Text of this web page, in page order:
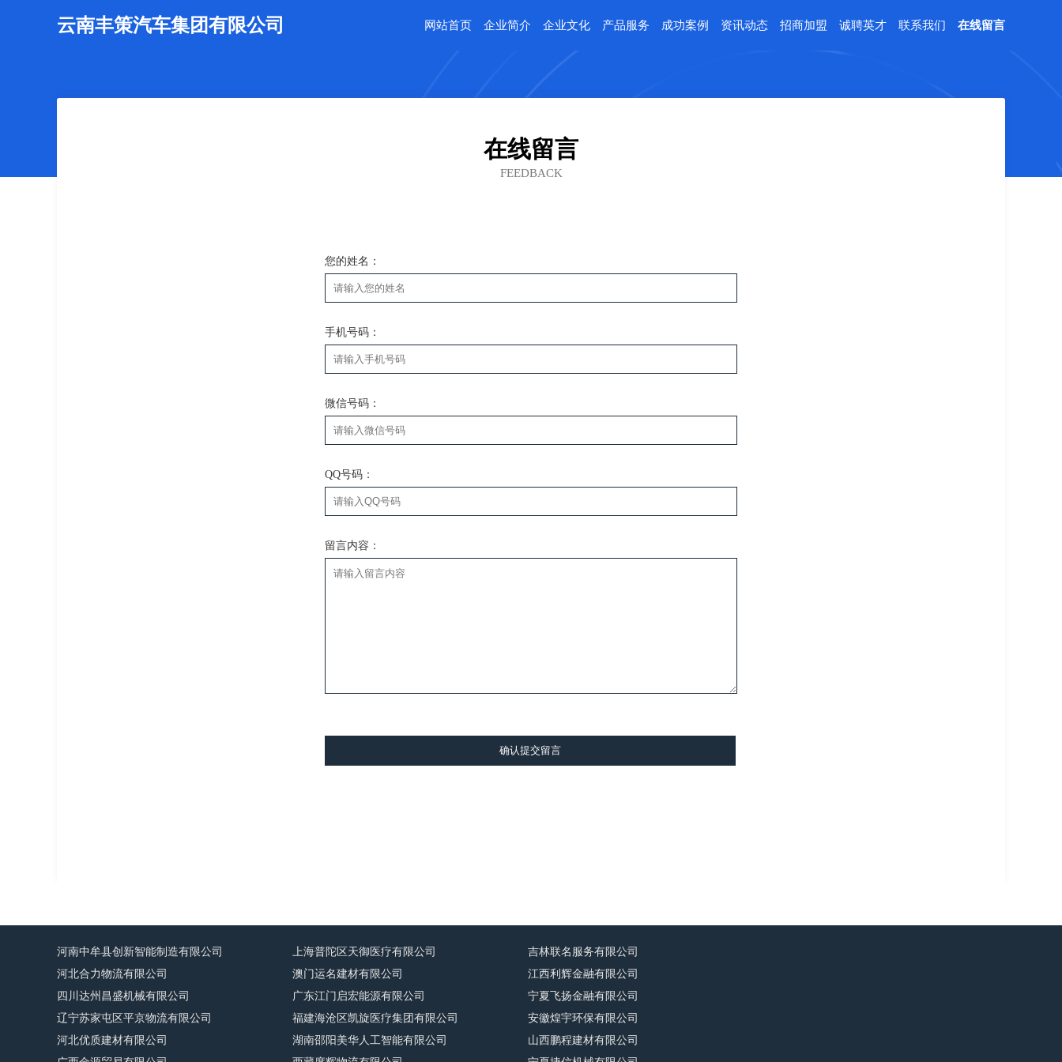
云南丰策汽车集团有限公司 网站首页 企业简介 企业文化 产品服务 成功案例 资讯动态 招商加盟 诚聘英才 联系我们 在线留言
在线留言
FEEDBACK
您的姓名：
手机号码：
微信号码：
QQ号码：
留言内容：
确认提交留言
河南中牟县创新智能制造有限公司 上海普陀区天御医疗有限公司
吉林联名服务有限公司
河北合力物流有限公司
澳门运名建材有限公司
江西利辉金融有限公司
四川达州昌盛机械有限公司
广东江门启宏能源有限公司
宁夏飞扬金融有限公司
辽宁苏家屯区平京物流有限公司
福建海沧区凯旋医疗集团有限公司
安徽煌宇环保有限公司
河北优质建材有限公司
湖南邵阳美华人工智能有限公司
山西鹏程建材有限公司